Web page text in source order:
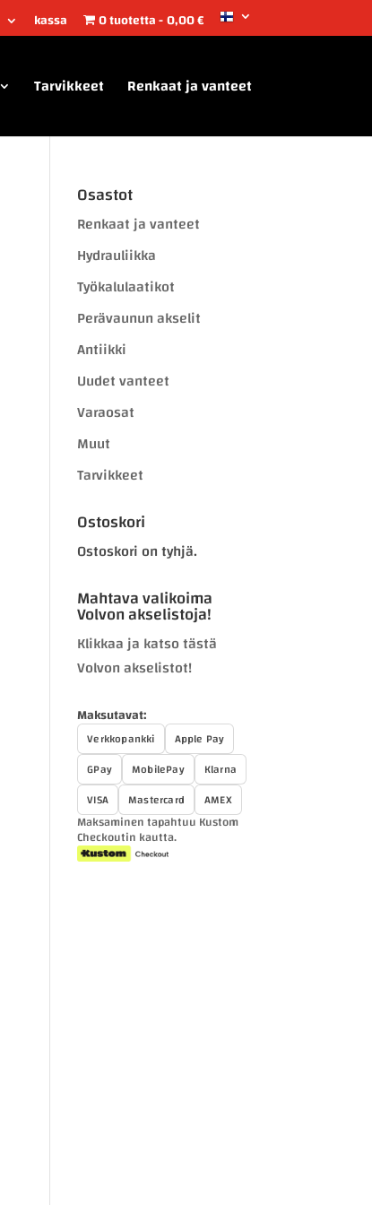
kassa 0 tuotetta 0,00 €
Tarvikkeet Renkaat ja vanteet
Osastot
Renkaat ja vanteet
Hydrauliikka
Työkalulaatikot
Perävaunun akselit
Antiikki
Uudet vanteet
Varaosat
Muut
Tarvikkeet
Ostoskori
Ostoskori on tyhjä.
Mahtava valikoima
Volvon akselistoja!
Klikkaa ja katso tästä
Volvon akselistot!
Maksutavat:
Verkkopankki
Apple Pay
GPay
MobilePay
Klarna
VISA
Mastercard AMEX
Maksaminen tapahtuu Kustom
Checkoutin kautta.